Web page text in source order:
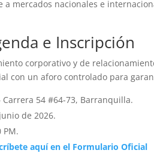
a mercados nacionales e
e Inscripción
corporativo y de
con un aforo controlado para
Carrera 54 #64-73, Barranquilla.
de 2026.
PM.
aquí en el Formulario Oficial